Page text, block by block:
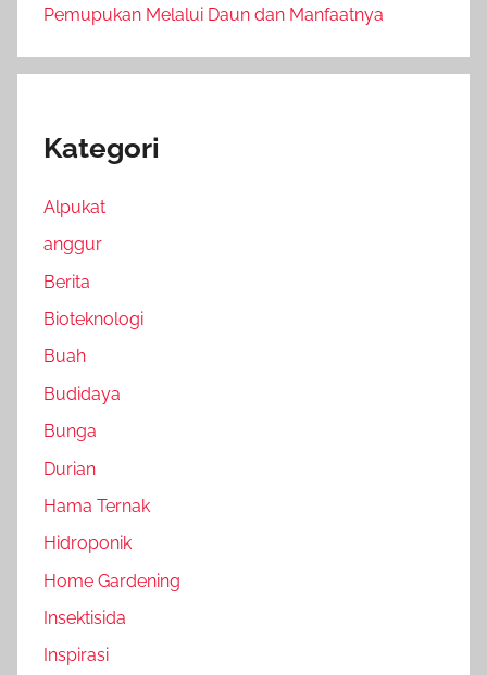
Pemupukan Melalui Daun dan Manfaatnya
Kategori
Alpukat
anggur
Berita
Bioteknologi
Buah
Budidaya
Bunga
Durian
Hama Ternak
Hidroponik
Home Gardening
Insektisida
Inspirasi